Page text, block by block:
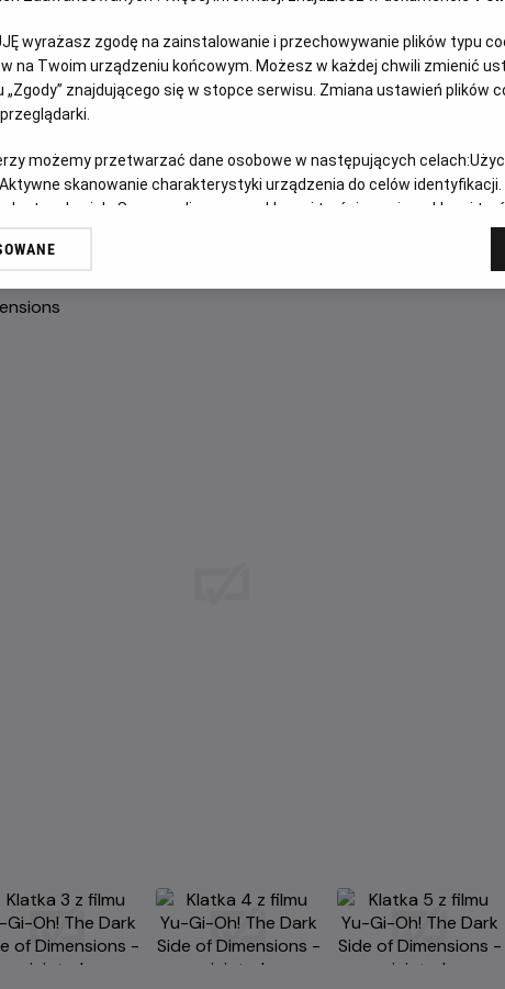
OPIS FILMU
Gdy rok szkolny dobiega końca, Yugi i jego przyjaciele wracają
Aigami – tajemniczy i niepokojący chłopak, którego
Tymczasem Kaiba kontynuuje swoją obsesyjną próbę
wyrażasz zgodę na zainstalowanie i przechowywanie plików typu
na Twoim urządzeniu końcowym. Możesz w każdej chwili zmienić
znajdującego się w stopce serwisu. Zmiana ustawień plików
możemy przetwarzać dane osobowe w następujących celach:
skanowanie charakterystyki urządzenia do celów
do nich. Spersonalizowane reklamy i treści, pomiar reklam i